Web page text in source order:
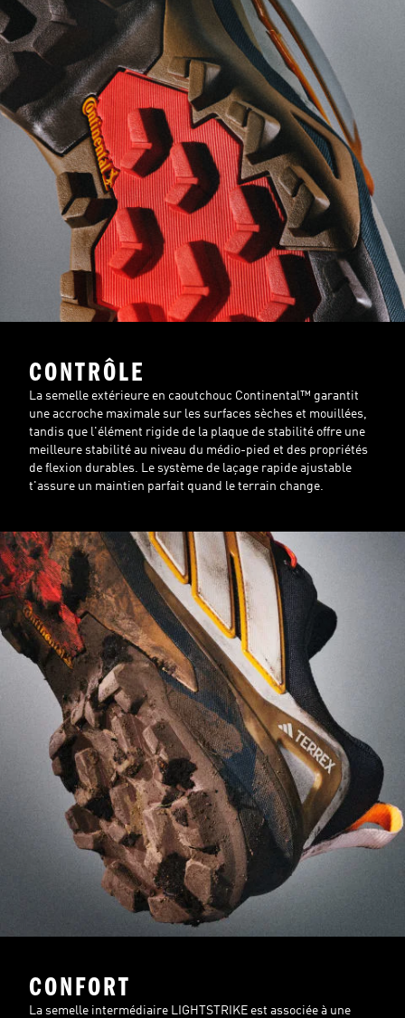
CONTRÔLE
La semelle extérieure en caoutchouc Continental™ garantit
une accroche maximale sur les surfaces sèches et mouillées,
tandis que l'élément rigide de la plaque de stabilité offre une
meilleure stabilité au niveau du médio-pied et des propriétés
de flexion durables. Le système de laçage rapide ajustable
t'assure un maintien parfait quand le terrain change.
CONFORT
La semelle intermédiaire LIGHTSTRIKE est associée à une